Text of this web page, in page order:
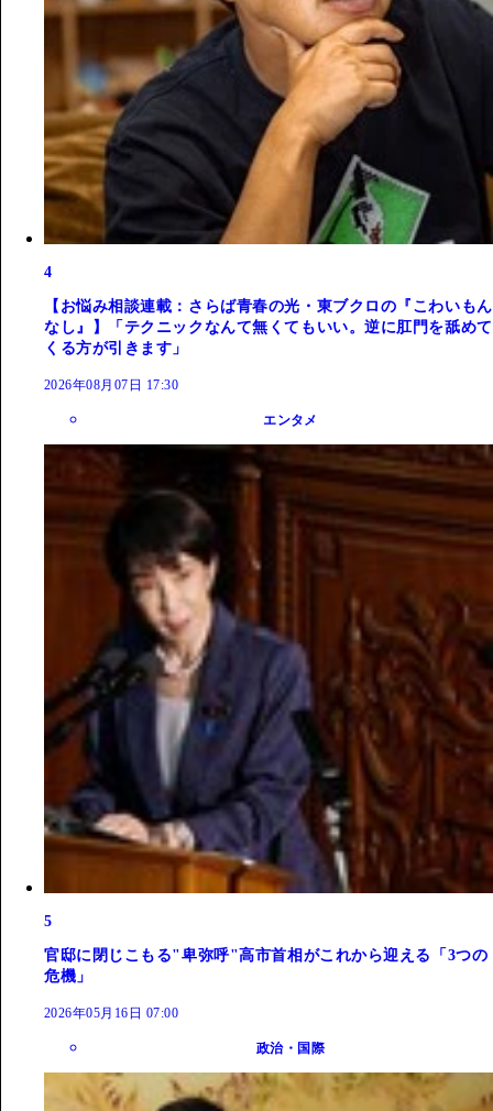
4
【お悩み相談連載：さらば青春の光・東ブクロの『こわいもん
なし』】「テクニックなんて無くてもいい。逆に肛門を舐めて
くる方が引きます」
2026年08月07日 17:30
エンタメ
5
官邸に閉じこもる"卑弥呼"高市首相がこれから迎える「3つの
危機」
2026年05月16日 07:00
政治・国際